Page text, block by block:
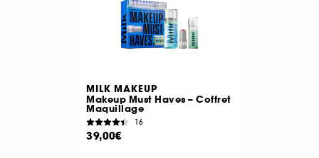
MILK MAKEUP
Makeup Must Haves – Coffret
Maquillage
16
39,00€